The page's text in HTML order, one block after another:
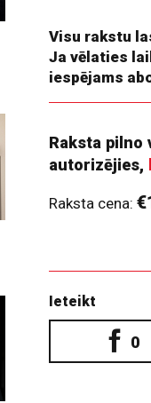
Visu rakstu
Ja vēlaties
iespējams
Raksta pilno
autorizējies,
Raksta cena:
Ieteikt
0